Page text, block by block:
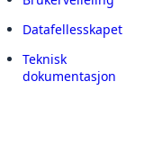
Datafellesskapet
Teknisk
dokumentasjon